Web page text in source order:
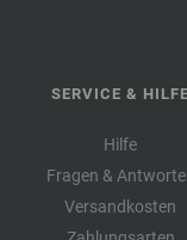
SERVICE & HILFE
Hilfe
Fragen &
Versandkosten